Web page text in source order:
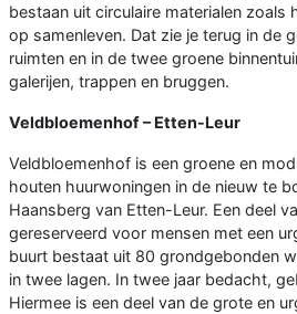
bestaan uit circulaire materialen zoals
op samenleven. Dat zie je terug in de
ruimten en in de twee groene
galerijen, trappen en bruggen.
Veldbloemenhof – Etten-Leur
Veldbloemenhof is een groene en
houten huurwoningen in de nieuw te
Haansberg van Etten-Leur. Een deel
gereserveerd voor mensen met een
buurt bestaat uit 80 grondgebonden
in twee lagen. In twee jaar bedacht,
Hiermee is een deel van de grote en